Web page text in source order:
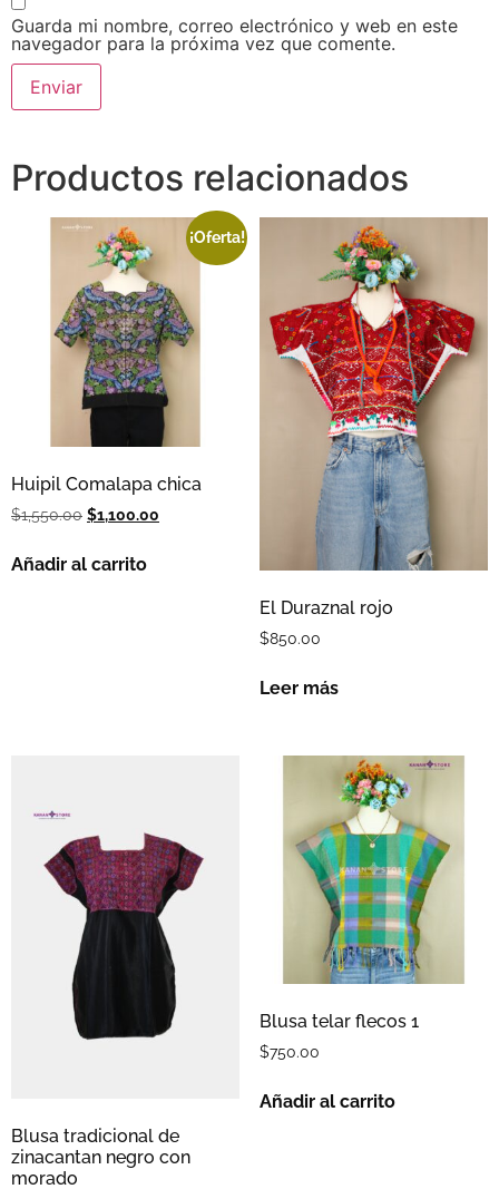
Guarda mi nombre, correo electrónico y web en este
navegador para la próxima vez que comente.
Productos relacionados
¡Oferta!
Huipil Comalapa chica
$1,550.00 $1,100.00
Añadir al carrito
El Duraznal rojo
$850.00
Leer más
Blusa tradicional de
zinacantan negro con
morado
Blusa telar flecos 1
$750.00
Añadir al carrito